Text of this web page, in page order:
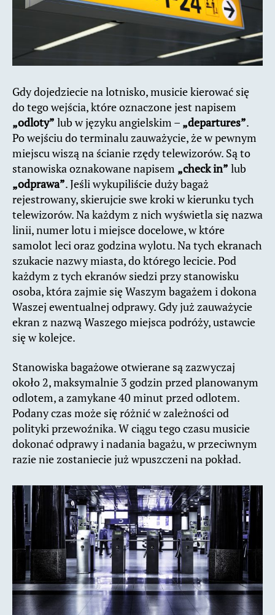
Gdy dojedziecie na lotnisko, musicie kierować się
do tego wejścia, które oznaczone jest napisem
„odloty” lub w języku angielskim – „departures”.
Po wejściu do terminalu zauważycie, że w pewnym
miejscu wiszą na ścianie rzędy telewizorów. Są to
stanowiska oznakowane napisem „check in” lub
„odprawa”. Jeśli wykupiliście duży bagaż
rejestrowany, skierujcie swe kroki w kierunku tych
telewizorów. Na każdym z nich wyświetla się nazwa
linii, numer lotu i miejsce docelowe, w które
samolot leci oraz godzina wylotu. Na tych ekranach
szukacie nazwy miasta, do którego lecicie. Pod
każdym z tych ekranów siedzi przy stanowisku
osoba, która zajmie się Waszym bagażem i dokona
Waszej ewentualnej odprawy. Gdy już zauważycie
ekran z nazwą Waszego miejsca podróży, ustawcie
się w kolejce.
Stanowiska bagażowe otwierane są zazwyczaj
około 2, maksymalnie 3 godzin przed planowanym
odlotem, a zamykane 40 minut przed odlotem.
Podany czas może się różnić w zależności od
polityki przewoźnika. W ciągu tego czasu musicie
dokonać odprawy i nadania bagażu, w przeciwnym
razie nie zostaniecie już wpuszczeni na pokład.